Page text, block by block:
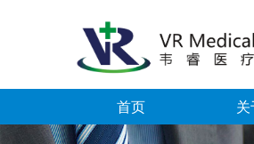
首页 关